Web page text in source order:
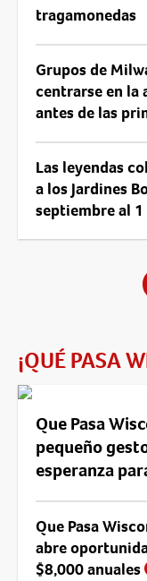
tragamonedas
Grupos de
centrarse en la
antes de las
Las leyendas
a los Jardines
septiembre al
¡QUÉ PASA
Que Pasa
pequeño
esperanza
Que Pasa
abre
$8,000 anuales